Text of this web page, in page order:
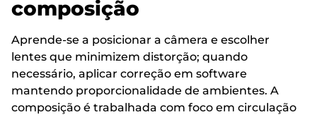
composição
Aprende-se a posicionar a câmera e escolher
lentes que minimizem distorção; quando
necessário, aplicar correção em software
mantendo proporcionalidade de ambientes. A
composição é trabalhada com foco em circulação